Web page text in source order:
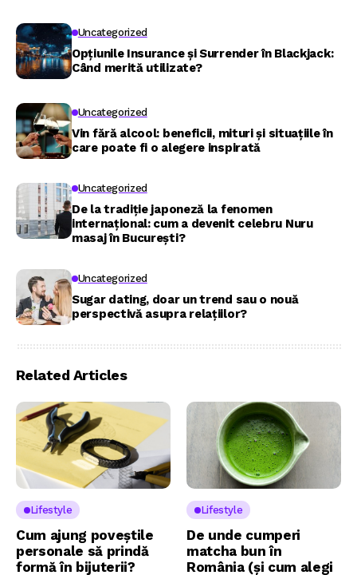
Uncategorized
Opțiunile Insurance și Surrender în Blackjack:
Când merită utilizate?
Uncategorized
Vin fără alcool: beneficii, mituri și situațiile în
care poate fi o alegere inspirată
Uncategorized
De la tradiție japoneză la fenomen
internațional: cum a devenit celebru Nuru
masaj în București?
Uncategorized
Sugar dating, doar un trend sau o nouă
perspectivă asupra relațiilor?
Related Articles
Lifestyle
Cum ajung poveștile
personale să prindă
formă în bijuterii?
Lifestyle
De unde cumperi
matcha bun în
România (și cum alegi